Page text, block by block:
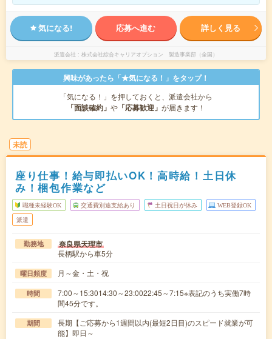
気になる! 応募へ進む 詳しく見る
派遣会社 株式会社綜合キャリアオプション 製造事業部（全国）
興味があったら「★気になる！」をタップ！
「気になる！」を押しておくと、派遣会社から
「面談確約」 や 「応募歓迎」 が届きます！
未読
座り仕事！給与即払いOK！高時給！土日休
み！梱包作業など
職種未経験OK 交通費別途支給あり 土日祝日が休み WEB登録OK
派遣
勤務地 奈良県天理市
長柄駅から車5分
曜日頻度 月～金・土・祝
時間
7:00～15:3014:30～23:0022:45～7:15※表記のうち実働7時
間45分です。
期間
長期【ご応募から1週間以内(最短2日目)のスピード就業が可
能】即日～